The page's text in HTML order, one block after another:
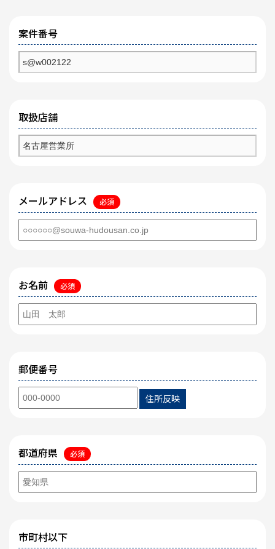
案件番号
取扱店舗
メールアドレス 必須
お名前 必須
郵便番号
住所反映
都道府県 必須
市町村以下